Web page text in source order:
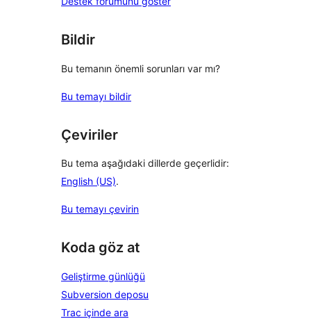
Bildir
Bu temanın önemli sorunları var mı?
Bu temayı bildir
Çeviriler
Bu tema aşağıdaki dillerde geçerlidir:
English (US).
Bu temayı çevirin
Koda göz at
Geliştirme günlüğü
Subversion deposu
Trac içinde ara